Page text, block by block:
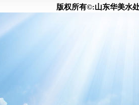
版权所有©:山东华美水